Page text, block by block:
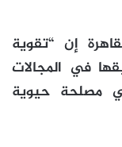
إن “تقوية
في المجالات
مصلحة حيوية